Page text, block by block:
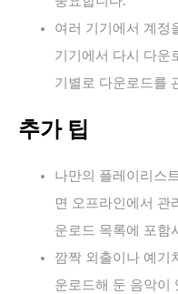
여러 기기에서 계정
기기에서 다시 다운
기별로 다운로드를
추가 팁
나만의 플레이리스
면 오프라인에서 관
운로드 목록에 포함
깜짝 외출이나 예기
운로드해 둔 음악이